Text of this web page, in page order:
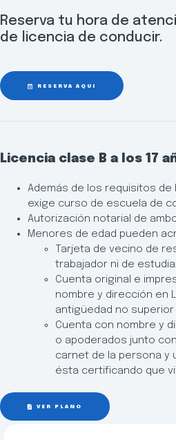
Reserva tu hora de
de licencia de conducir.
RESERVA AQUÍ
Licencia clase B a los 17
Además de los requisitos de
exige curso de escuela de
Autorización notarial de
Menores de edad pueden
Tarjeta de vecino de
trabajador ni de
Cuenta original e
nombre y dirección en
antigüedad no superior
Cuenta con nombre y
o apoderados junto
carnet de la persona y
ésta certificando que
VER PLANO